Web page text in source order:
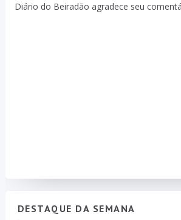
Diário do Beiradão agradece seu
DESTAQUE DA SEMANA